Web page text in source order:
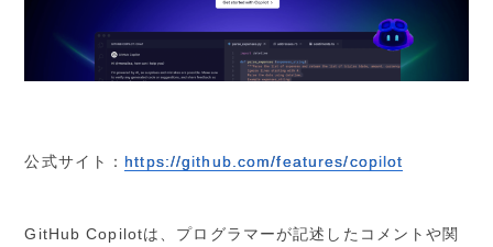
公式サイト： https://github.com/features/copilot
GitHub Copilotは、プログラマーが記述したコメントや関